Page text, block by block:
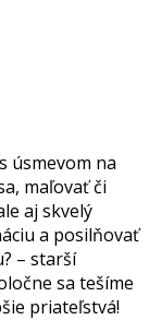
úsmevom na
maľovať či
aj skvelý
a posilňovať
– starší
sa tešíme
priateľstvá!